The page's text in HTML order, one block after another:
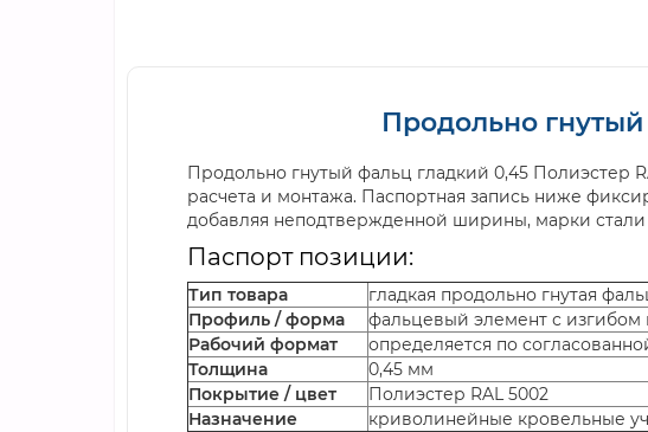
Продольно
Продольно гнутый фальц гладкий 0,45 Полиэстер
расчета и монтажа. Паспортная запись ниже
добавляя неподтвержденной ширины, марки стали
Паспорт позиции:
Тип товара
гладкая продольно гнутая
Профиль / форма
фальцевый элемент с изгибом
Рабочий формат
определяется по
Толщина
0,45 мм
Покрытие / цвет
Полиэстер RAL 5002
Назначение
криволинейные кровельные